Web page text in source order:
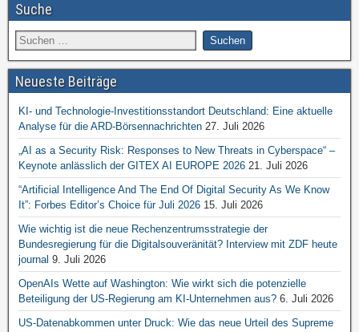
Suche
Neueste Beiträge
KI- und Technologie-Investitionsstandort Deutschland: Eine aktuelle
Analyse für die ARD-Börsennachrichten 27. Juli 2026
„AI as a Security Risk: Responses to New Threats in Cyberspace“ –
Keynote anlässlich der GITEX AI EUROPE 2026 21. Juli 2026
“Artificial Intelligence And The End Of Digital Security As We Know
It”: Forbes Editor’s Choice für Juli 2026 15. Juli 2026
Wie wichtig ist die neue Rechenzentrumsstrategie der
Bundesregierung für die Digitalsouveränität? Interview mit ZDF heute
journal 9. Juli 2026
OpenAIs Wette auf Washington: Wie wirkt sich die potenzielle
Beteiligung der US-Regierung am KI-Unternehmen aus? 6. Juli 2026
US-Datenabkommen unter Druck: Wie das neue Urteil des Supreme